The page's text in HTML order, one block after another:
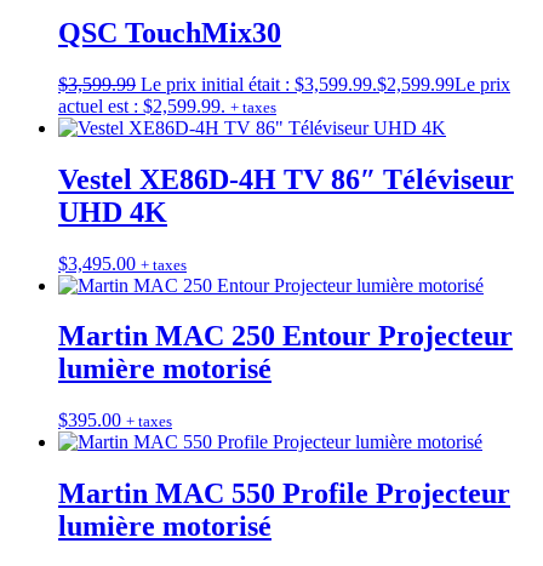
QSC TouchMix30
$3,599.99 Le prix initial était : $3,599.99.$2,599.99Le prix
actuel est : $2,599.99. + taxes
Vestel XE86D-4H TV 86″ Téléviseur
UHD 4K
$3,495.00 + taxes
Martin MAC 250 Entour Projecteur
lumière motorisé
$395.00 + taxes
Martin MAC 550 Profile Projecteur
lumière motorisé